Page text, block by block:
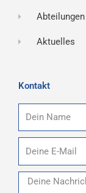
Abteilungen
Aktuelles
Kontakt
Name
Nachricht